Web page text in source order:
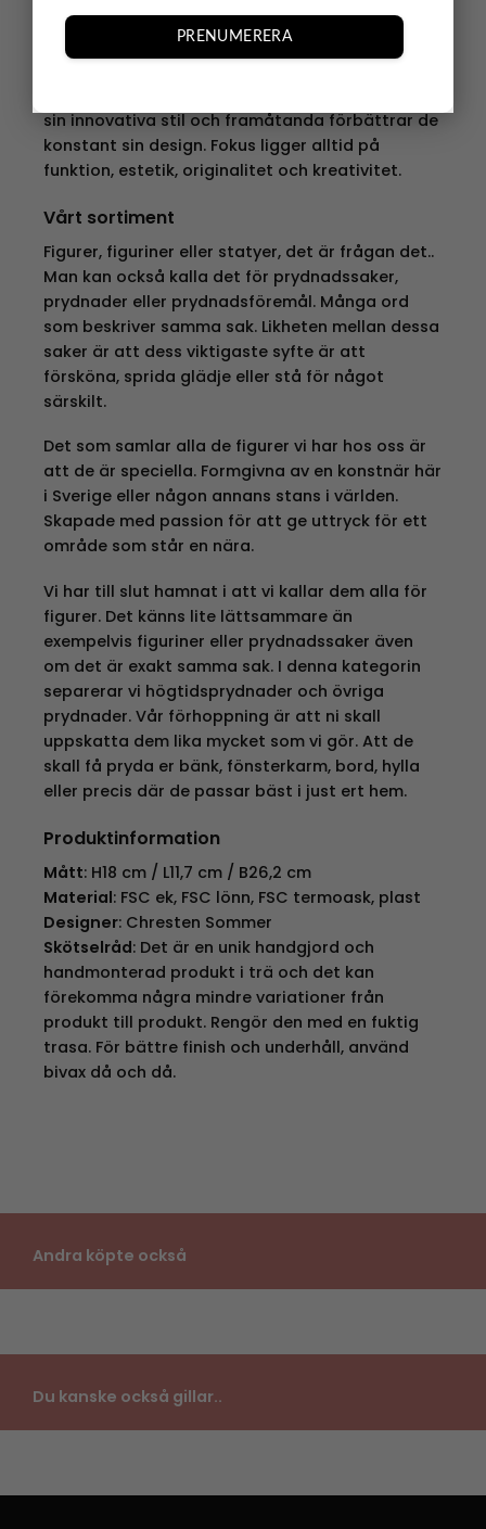
PRENUMERERA
ditt vardagsliv.
sin innovativa stil och framåtanda förbättrar de
konstant sin design. Fokus ligger alltid på
funktion, estetik, originalitet och kreativitet.
Vårt sortiment
Figurer, figuriner eller statyer, det är frågan det..
Man kan också kalla det för prydnadssaker,
prydnader eller prydnadsföremål. Många ord
som beskriver samma sak. Likheten mellan dessa
saker är att dess viktigaste syfte är att
försköna, sprida glädje eller stå för något
särskilt.
Det som samlar alla de figurer vi har hos oss är
att de är speciella. Formgivna av en konstnär här
i Sverige eller någon annans stans i världen.
Skapade med passion för att ge uttryck för ett
område som står en nära.
Vi har till slut hamnat i att vi kallar dem alla för
figurer. Det känns lite lättsammare än
exempelvis figuriner eller prydnadssaker även
om det är exakt samma sak. I denna kategorin
separerar vi högtidsprydnader och övriga
prydnader. Vår förhoppning är att ni skall
uppskatta dem lika mycket som vi gör. Att de
skall få pryda er bänk, fönsterkarm, bord, hylla
eller precis där de passar bäst i just ert hem.
Produktinformation
Mått: H18 cm / L11,7 cm / B26,2 cm
Material: FSC ek, FSC lönn, FSC termoask, plast
Designer: Chresten Sommer
Skötselråd: Det är en unik handgjord och
handmonterad produkt i trä och det kan
förekomma några mindre variationer från
produkt till produkt. Rengör den med en fuktig
trasa. För bättre finish och underhåll, använd
bivax då och då.
Andra köpte också
Du kanske också gillar..